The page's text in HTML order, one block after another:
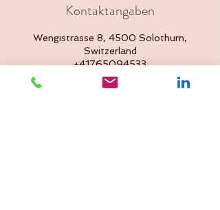
Kontaktangaben
Wengistrasse 8, 4500 Solothurn,
Switzerland
+41765094533